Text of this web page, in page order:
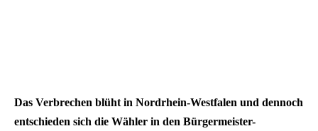
Das Verbrechen blüht in Nordrhein-Westfalen und dennoch
entschieden sich die Wähler in den Bürgermeister-